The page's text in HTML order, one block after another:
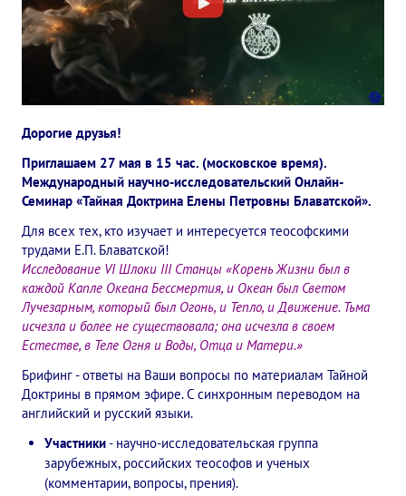
Международный Теософский Конгресс
Международный художественный Конкурс, посвященный
Международный поэтический Конкурс «Елене Петровне
Международный музыкальный Конкурс, посвященный Елене
Выставка «Книжная экспедиция»
Авторское кино Олега Мартынова
Конкурс городов России на право проведения
Памятник Е.П. Блаватской
Олимпиада культуры под Знаменем Мира
МЕЖДУНАРОДНЫЙ ЦЕНТР ТЕОСОФИИ
ШКОЛА ТЕОСОФИИ
О школе Теософии
Открытая школа теософии
Дорогие друзья!
Приглашаем 27 мая в 15 час. (московское время).
Международный научно-исследовательский Онлайн-
Семинар «Тайная Доктрина Елены Петровны Блаватской».
Для всех тех, кто изучает и интересуется теософскими
трудами Е.П. Блаватской!
Исследование VI Шлоки III Станцы «Корень Жизни был в
каждой Капле Океана Бессмертия, и Океан был Светом
Лучезарным, который был Огонь, и Тепло, и Движение. Тьма
исчезла и более не существовала; она исчезла в своем
Естестве, в Теле Огня и Воды, Отца и Матери.»
Брифинг - ответы на Ваши вопросы по материалам Тайной
Доктрины в прямом эфире. С синхронным переводом на
английский и русский языки.
Участники- научно-исследовательская группа
зарубежных, российских теософов и ученых
(комментарии, вопросы, прения).